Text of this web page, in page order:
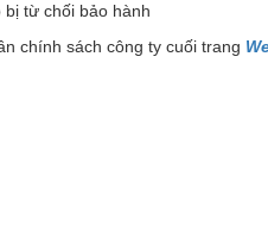
từ chối bảo hành
chính sách công ty cuối trang